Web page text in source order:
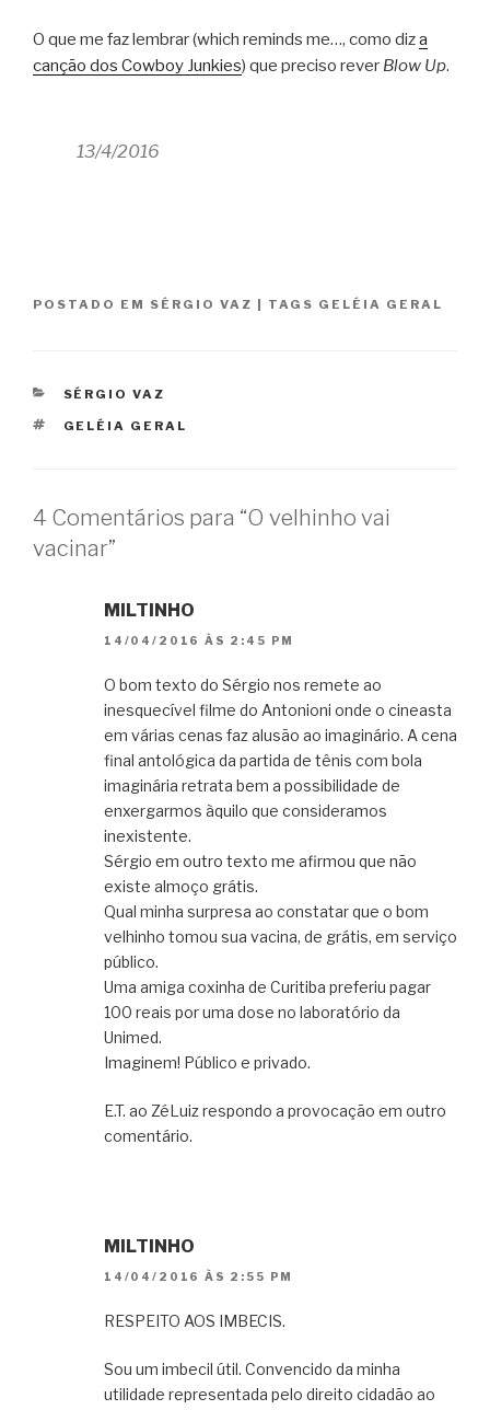
O que me faz lembrar (which reminds me…, como diza
canção dos Cowboy Junkies) que preciso rever Blow Up.
13/4/2016
POSTADO EM SÉRGIO VAZ | TAGS GELÉIA GERAL
CATEGORIAS
SÉRGIO VAZ
TAGS
GELÉIA GERAL
4 Comentários para “O velhinho vai
vacinar”
MILTINHO
14/04/2016 ÀS 2:45 PM
O bom texto do Sérgio nos remete ao
inesquecível filme do Antonioni onde o cineasta
em várias cenas faz alusão ao imaginário. A cena
final antológica da partida de tênis com bola
imaginária retrata bem a possibilidade de
enxergarmos àquilo que consideramos
inexistente.
Sérgio em outro texto me afirmou que não
existe almoço grátis.
Qual minha surpresa ao constatar que o bom
velhinho tomou sua vacina, de grátis, em serviço
público.
Uma amiga coxinha de Curitiba preferiu pagar
100 reais por uma dose no laboratório da
Unimed.
Imaginem! Público e privado.
E.T. ao ZéLuiz respondo a provocação em outro
comentário.
MILTINHO
14/04/2016 ÀS 2:55 PM
RESPEITO AOS IMBECIS.
Sou um imbecil útil. Convencido da minha
utilidade representada pelo direito cidadão ao